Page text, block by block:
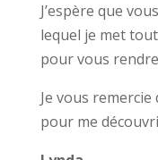
J’espère que
lequel je met
pour vous
Je vous
pour me